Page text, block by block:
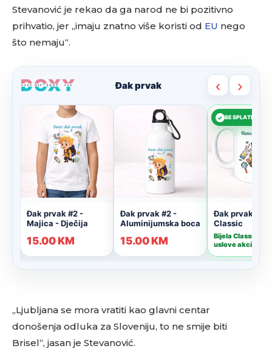
Stevanović je rekao da ga narod ne bi pozitivno
prihvatio, jer „imaju znatno više koristi od EU nego
što nemaju“.
„Ljubljana se mora vratiti kao glavni centar
donošenja odluka za Sloveniju, to ne smije biti
Brisel“, jasan je Stevanović.